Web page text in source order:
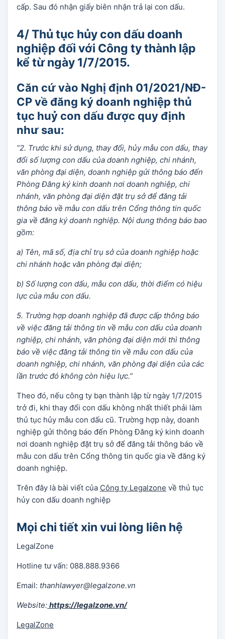
cấp. Sau đó nhận giấy biên nhận trả lại con dấu.
4/ Thủ tục hủy con dấu doanh
nghiệp đối với Công ty thành lập
kể từ ngày 1/7/2015.
Căn cứ vào Nghị định 01/2021/NĐ-
CP về đăng ký doanh nghiệp thủ
tục huỷ con dấu được quy định
như sau:
“2. Trước khi sử dụng, thay đổi, hủy mẫu con dấu, thay
đổi số lượng con dấu của doanh nghiệp, chi nhánh,
văn phòng đại diện, doanh nghiệp gửi thông báo đến
Phòng Đăng ký kinh doanh nơi doanh nghiệp, chi
nhánh, văn phòng đại diện đặt trụ sở để đăng tải
thông báo về mẫu con dấu trên Cổng thông tin quốc
gia về đăng ký doanh nghiệp. Nội dung thông báo bao
gồm:
a) Tên, mã số, địa chỉ trụ sở của doanh nghiệp hoặc
chi nhánh hoặc văn phòng đại diện;
b) Số lượng con dấu, mẫu con dấu, thời điểm có hiệu
lực của mẫu con dấu.
5. Trường hợp doanh nghiệp đã được cấp thông báo
về việc đăng tải thông tin về mẫu con dấu của doanh
nghiệp, chi nhánh, văn phòng đại diện mới thì thông
báo về việc đăng tải thông tin về mẫu con dấu của
doanh nghiệp, chi nhánh, văn phòng đại diện của các
lần trước đó không còn hiệu lực.”
Theo đó, nếu công ty bạn thành lập từ ngày 1/7/2015
trở đi, khi thay đổi con dấu không nhất thiết phải làm
thủ tục hủy mẫu con dấu cũ. Trường hợp này, doanh
nghiệp gửi thông báo đến Phòng Đăng ký kinh doanh
nơi doanh nghiệp đặt trụ sở để đăng tải thông báo về
mẫu con dấu trên Cổng thông tin quốc gia về đăng ký
doanh nghiệp.
Trên đây là bài viết của Công ty Legalzone về thủ tục
hủy con dấu doanh nghiệp
Mọi chi tiết xin vui lòng liên hệ
LegalZone
Hotline tư vấn: 088.888.9366
Email: thanhlawyer@legalzone.vn
Website: https://legalzone.vn/
LegalZone